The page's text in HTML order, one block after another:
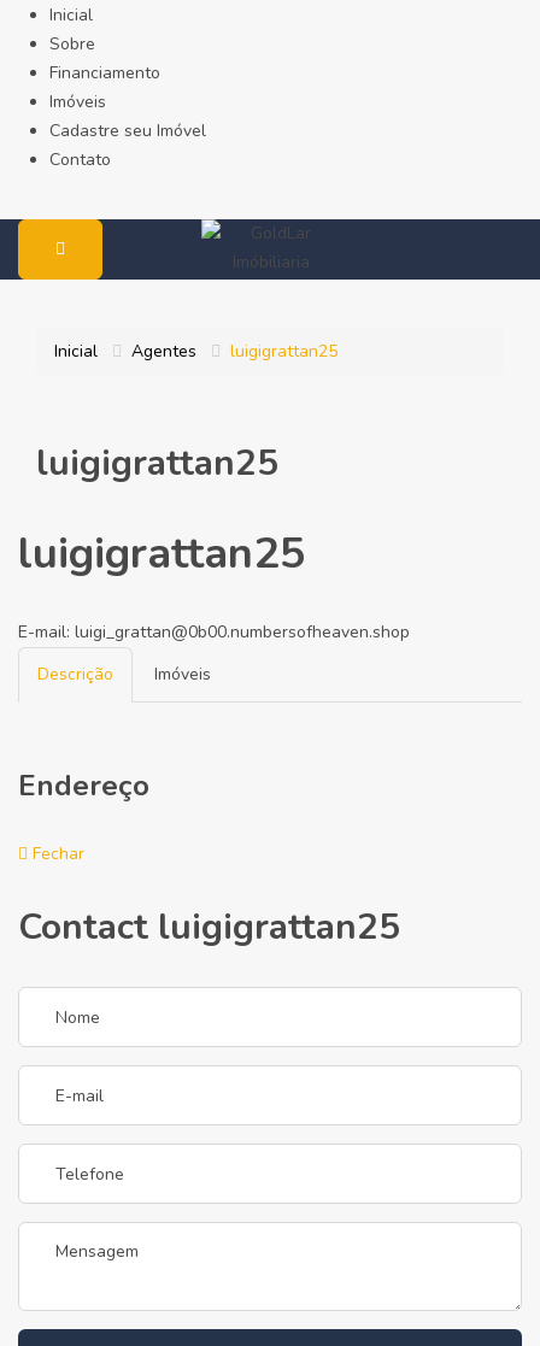
Inicial
Sobre
Financiamento
Imóveis
Cadastre seu Imóvel
Contato
Inicial Agentes luigigrattan25
luigigrattan25
luigigrattan25
E-mail: luigi_grattan@0b00.numbersofheaven.shop
Descrição
Imóveis
Endereço
Fechar
Contact luigigrattan25